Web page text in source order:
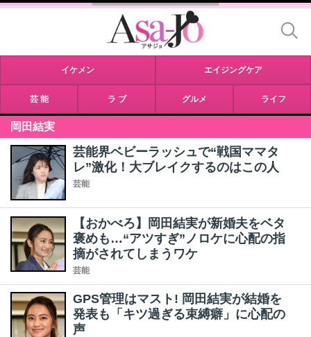
イケメン エイジングケア
芸 能 ラ ブ グルメ ライフ
岡田結実
芸能界ベビーラッシュで“戦国ママタ
レ”激化！大ブレイクするのはこの人
芸能
【おかべろ】岡田結実が新婚夫をベタ
褒めも…“アツすぎ”ノロケに心配の指
摘がされてしまうワケ
芸能
GPS管理はマスト! 岡田結実が結婚を
発表も「キツ過ぎる束縛癖」に心配の
声